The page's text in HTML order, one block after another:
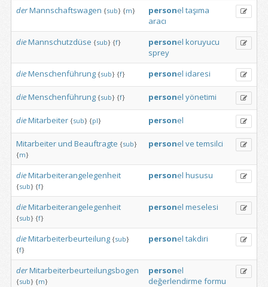
derMannschaftswagen {sub} {m} personel taşıma
aracı
dieMannschutzdüse {sub} {f} personel koruyucu
sprey
dieMenschenführung {sub} {f} personel idaresi
dieMenschenführung {sub} {f} personel yönetimi
dieMitarbeiter {sub} {pl} personel
Mitarbeiterund Beauftragte {sub}
{m}
personel ve temsilci
dieMitarbeiterangelegenheit
{sub} {f}
personel hususu
dieMitarbeiterangelegenheit
{sub} {f}
personel meselesi
dieMitarbeiterbeurteilung {sub}
{f}
personel takdiri
derMitarbeiterbeurteilungsbogen
{sub} {m}
personel
değerlendirme formu